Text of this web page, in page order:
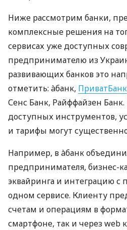
Ниже рассмотрим банки,
комплексные решения на
сервисах уже доступных
предпринимателю из
развивающих банков это
отметить: àбанк, ПриватБанк
Сенс Банк, Райффайзен
доступных инструментов,
и тарифы могут
Например, в àбанк
предпринимателя, бизнес-
эквайринга и интеграцию
одном сервисе. Клиенту
счетам и операциям в
смартфоне, так и через web